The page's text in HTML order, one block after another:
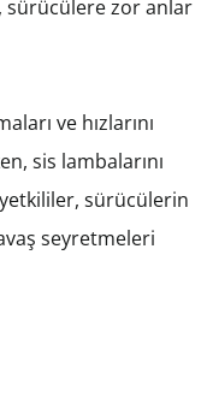
sürücülere zor anlar
ve hızlarını
sis lambalarını
sürücülerin
seyretmeleri